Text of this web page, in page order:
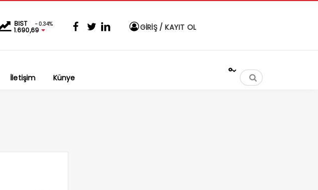
BIST -0.34%
1.690,69 GİRİŞ / KAYIT OL
İletişim Künye
°